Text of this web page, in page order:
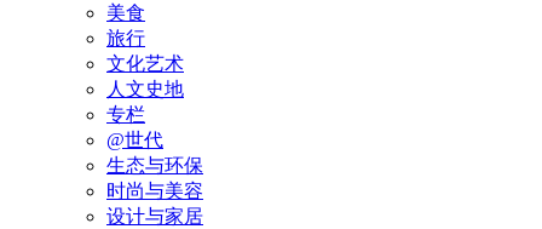
美食
旅行
文化艺术
人文史地
专栏
@世代
生态与环保
时尚与美容
设计与家居